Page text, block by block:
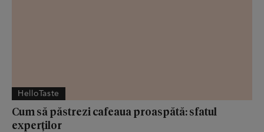
HelloTaste
Cum să păstrezi cafeaua proaspătă: sfatul
experților